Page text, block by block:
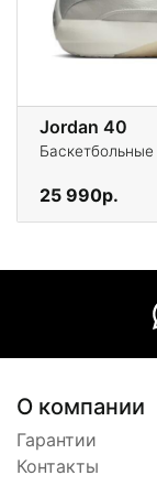
Jordan 40
Баскетбольные
25 990р.
О компании
Гарантии
Контакты